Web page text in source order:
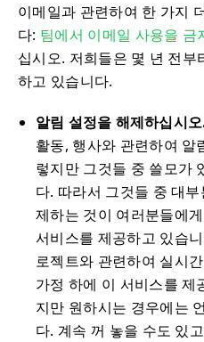
이메일과 관련하여 한 가지
다: 팀에서 이메일 사용을 금
십시오. 저희들은 몇 년 전부
하고 있습니다.
알림 설정을 해제하십시
활동, 행사와 관련하여 알
렇지만 그것들 중 쓸모가
다. 따라서 그것들 중 대
제하는 것이 여러분들에
서비스를 제공하고 있습
로젝트와 관련하여 실시
가정 하에 이 서비스를 제
지만 원하시는 경우에는
다. 계속 꺼 놓을 수도 있